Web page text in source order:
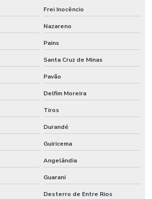
Frei Inocêncio
Nazareno
Pains
Santa Cruz de Minas
Pavão
Delfim Moreira
Tiros
Durandé
Guiricema
Angelândia
Guarani
Desterro de Entre Rios